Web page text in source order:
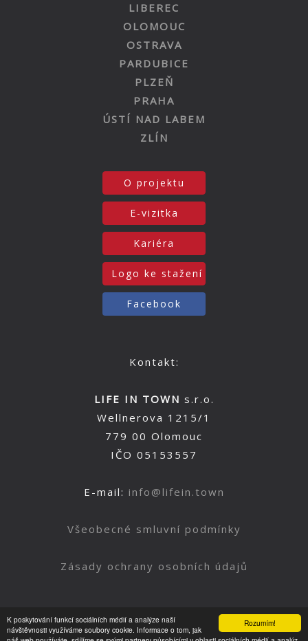
Rozumím!
K poskytování funkcí sociálních médií a analýze naší
návštěvnosti využíváme soubory cookie. Informace o tom, jak
LIBEREC
OLOMOUC
OSTRAVA
PARDUBICE
PLZEŇ
PRAHA
ÚSTÍ NAD LABEM
ZLÍN
O projektu
E-vizitka
Kariéra
Logo ke stažení
Facebook
Kontakt:
LIFE IN TOWN s.r.o.
Wellnerova 1215/1
779 00 Olomouc
IČO 05153557
E-mail: info@lifein.town
Všeobecné smluvní podmínky
Zásady ochrany osobních údajů
Nahoru